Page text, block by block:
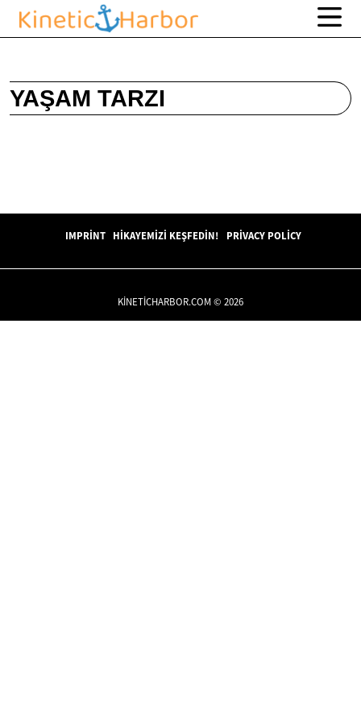
YAŞAM TARZI
IMPRINT HIKAYEMIZI KEŞFEDIN! PRIVACY POLICY
KINETICHARBOR.COM © 2026